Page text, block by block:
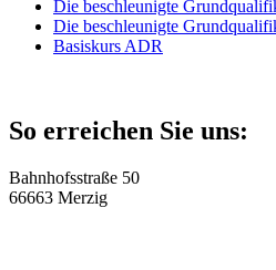
Die beschleunigte
Die beschleunigte
Basiskurs ADR
So erreichen Sie uns:
Bahnhofsstraße 50
66663 Merzig